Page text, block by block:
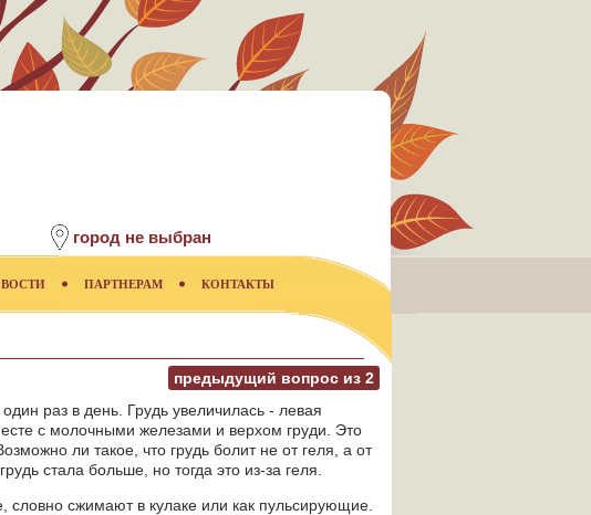
город не выбран
ПАРТНЕРАМ КОНТАКТЫ
предыдущий вопрос из 2
раз в день. Грудь увеличилась - левая
с молочными железами и верхом груди. Это
ли такое, что грудь болит не от геля, а от
стала больше, но тогда это из-за геля.
сжимают в кулаке или как пульсирующие.